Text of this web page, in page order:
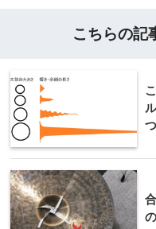
こちらの記